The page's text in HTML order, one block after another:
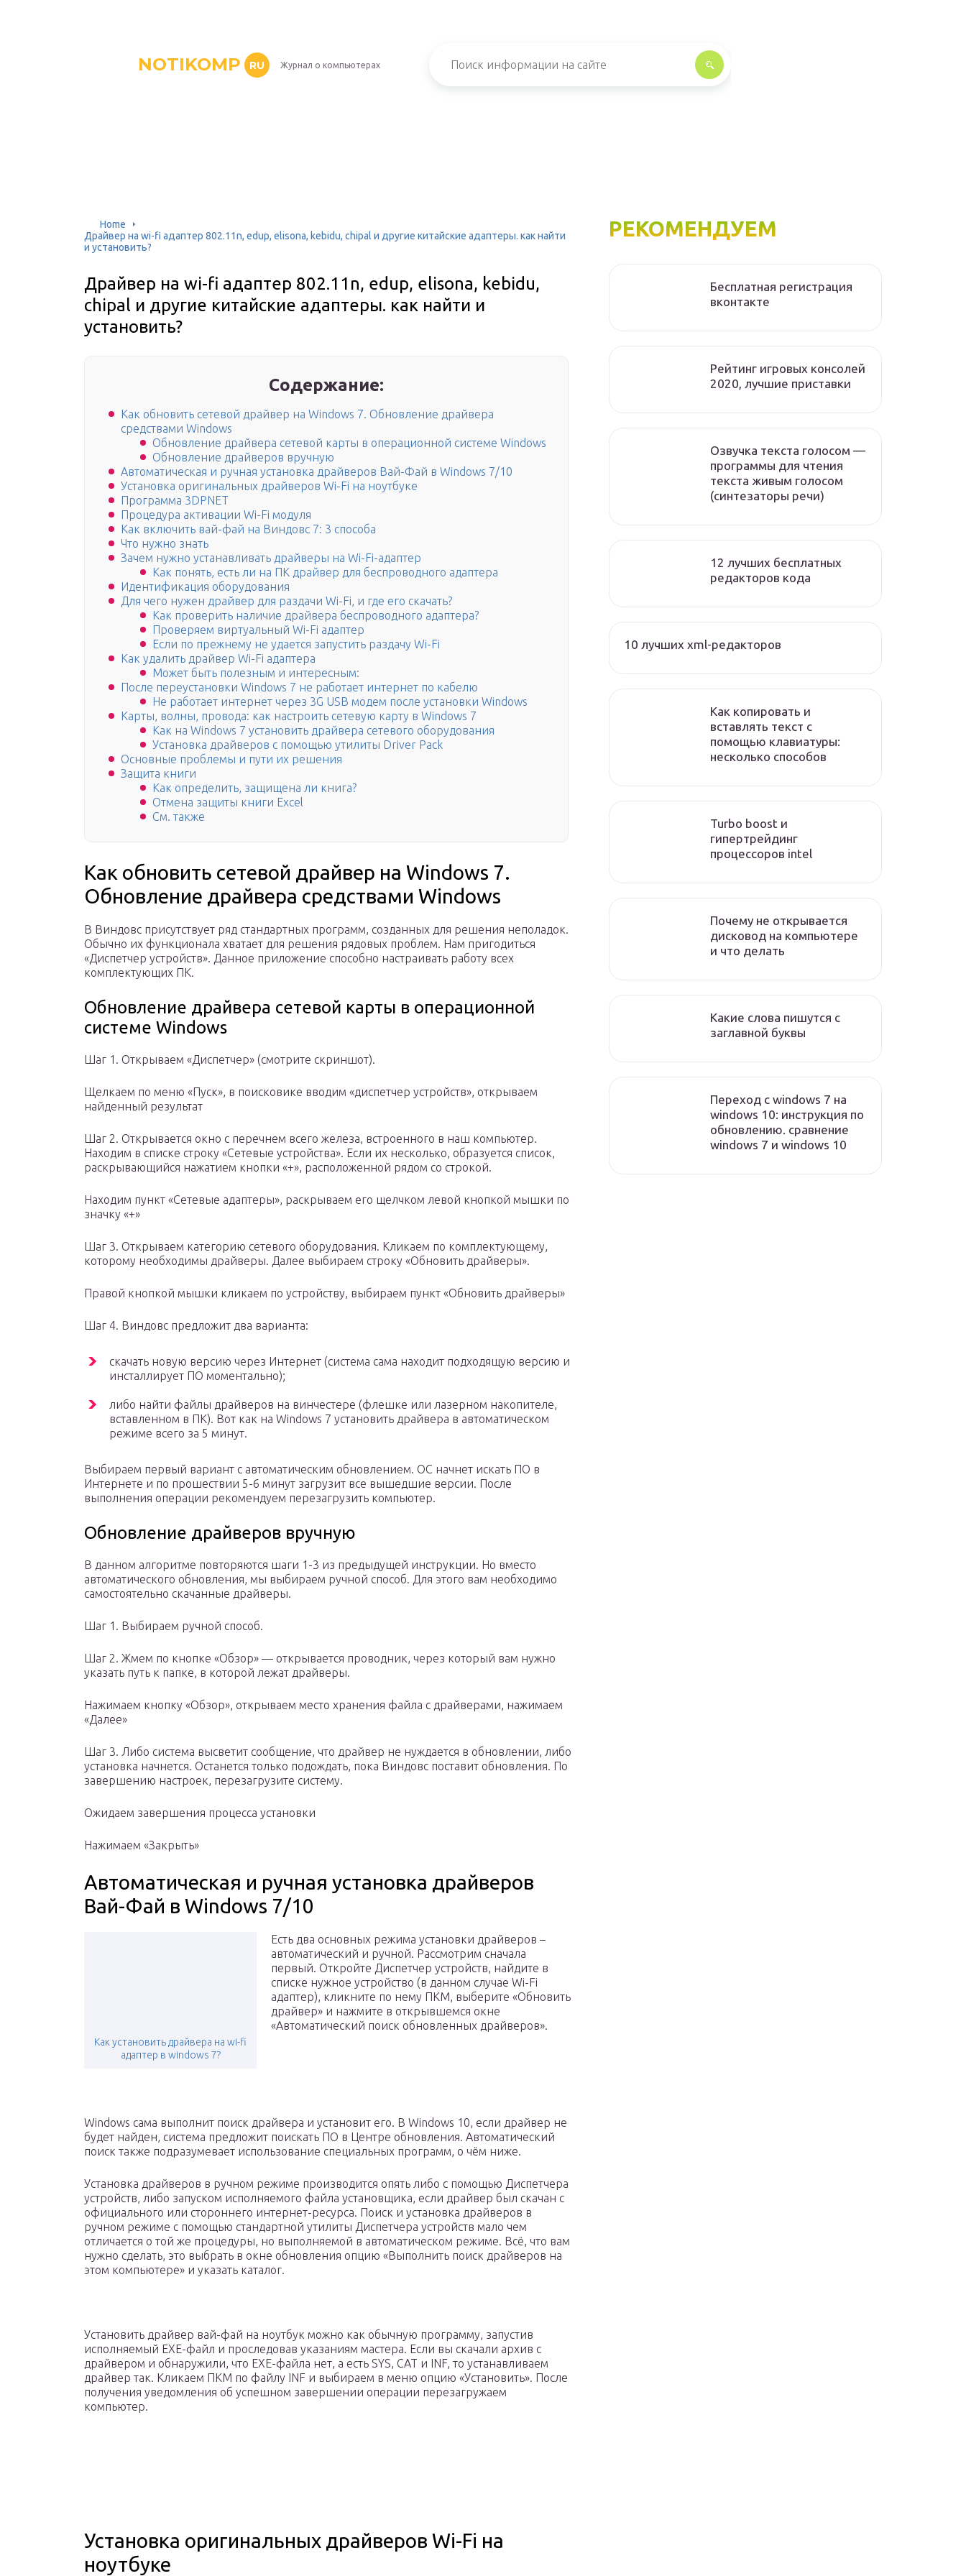
NOTIKOMP RU Журнал о компьютерах
Home
Драйвер на wi-fi адаптер 802.11n, edup, elisona, kebidu, chipal и другие китайские адаптеры. как найти
и установить?
Драйвер на wi-fi адаптер 802.11n, edup, elisona, kebidu,
chipal и другие китайские адаптеры. как найти и
установить?
Содержание:
Как обновить сетевой драйвер на Windows 7. Обновление драйвера
средствами Windows
Обновление драйвера сетевой карты в операционной системе Windows
Обновление драйверов вручную
Автоматическая и ручная установка драйверов Вай-Фай в Windows 7/10
Установка оригинальных драйверов Wi-Fi на ноутбуке
Программа 3DPNET
Процедура активации Wi-Fi модуля
Как включить вай-фай на Виндовс 7: 3 способа
Что нужно знать
Зачем нужно устанавливать драйверы на Wi-Fi-адаптер
Как понять, есть ли на ПК драйвер для беспроводного адаптера
Идентификация оборудования
Для чего нужен драйвер для раздачи Wi-Fi, и где его скачать?
Как проверить наличие драйвера беспроводного адаптера?
Проверяем виртуальный Wi-Fi адаптер
Если по прежнему не удается запустить раздачу Wi-Fi
Как удалить драйвер Wi-Fi адаптера
Может быть полезным и интересным:
После переустановки Windows 7 не работает интернет по кабелю
Не работает интернет через 3G USB модем после установки Windows
Карты, волны, провода: как настроить сетевую карту в Windows 7
Как на Windows 7 установить драйвера сетевого оборудования
Установка драйверов с помощью утилиты Driver Pack
Основные проблемы и пути их решения
Защита книги
Как определить, защищена ли книга?
Отмена защиты книги Excel
См. также
Как обновить сетевой драйвер на Windows 7.
Обновление драйвера средствами Windows
В Виндовс присутствует ряд стандартных программ, созданных для решения неполадок.
Обычно их функционала хватает для решения рядовых проблем. Нам пригодиться
«Диспетчер устройств». Данное приложение способно настраивать работу всех
комплектующих ПК.
Обновление драйвера сетевой карты в операционной
системе Windows
Шаг 1. Открываем «Диспетчер» (смотрите скриншот).
Щелкаем по меню «Пуск», в поисковике вводим «диспетчер устройств», открываем
найденный результат
Шаг 2. Открывается окно с перечнем всего железа, встроенного в наш компьютер.
Находим в списке строку «Сетевые устройства». Если их несколько, образуется список,
раскрывающийся нажатием кнопки «+», расположенной рядом со строкой.
Находим пункт «Сетевые адаптеры», раскрываем его щелчком левой кнопкой мышки по
значку «+»
Шаг 3. Открываем категорию сетевого оборудования. Кликаем по комплектующему,
которому необходимы драйверы. Далее выбираем строку «Обновить драйверы».
Правой кнопкой мышки кликаем по устройству, выбираем пункт «Обновить драйверы»
Шаг 4. Виндовс предложит два варианта:
скачать новую версию через Интернет (система сама находит подходящую версию и
инсталлирует ПО моментально);
либо найти файлы драйверов на винчестере (флешке или лазерном накопителе,
вставленном в ПК). Вот как на Windows 7 установить драйвера в автоматическом
режиме всего за 5 минут.
Выбираем первый вариант с автоматическим обновлением. ОС начнет искать ПО в
Интернете и по прошествии 5-6 минут загрузит все вышедшие версии. После
выполнения операции рекомендуем перезагрузить компьютер.
Обновление драйверов вручную
В данном алгоритме повторяются шаги 1-3 из предыдущей инструкции. Но вместо
автоматического обновления, мы выбираем ручной способ. Для этого вам необходимо
самостоятельно скачанные драйверы.
Шаг 1. Выбираем ручной способ.
Шаг 2. Жмем по кнопке «Обзор» — открывается проводник, через который вам нужно
указать путь к папке, в которой лежат драйверы.
Нажимаем кнопку «Обзор», открываем место хранения файла с драйверами, нажимаем
«Далее»
Шаг 3. Либо система высветит сообщение, что драйвер не нуждается в обновлении, либо
установка начнется. Останется только подождать, пока Виндовс поставит обновления. По
завершению настроек, перезагрузите систему.
Ожидаем завершения процесса установки
Нажимаем «Закрыть»
Автоматическая и ручная установка драйверов
Вай-Фай в Windows 7/10
Как установить драйвера на wi-fi
адаптер в windows 7?
Есть два основных режима установки драйверов –
автоматический и ручной. Рассмотрим сначала
первый. Откройте Диспетчер устройств, найдите в
списке нужное устройство (в данном случае Wi-Fi
адаптер), кликните по нему ПКМ, выберите «Обновить
драйвер» и нажмите в открывшемся окне
«Автоматический поиск обновленных драйверов».
Windows сама выполнит поиск драйвера и установит его. В Windows 10, если драйвер не
будет найден, система предложит поискать ПО в Центре обновления. Автоматический
поиск также подразумевает использование специальных программ, о чём ниже.
Установка драйверов в ручном режиме производится опять либо с помощью Диспетчера
устройств, либо запуском исполняемого файла установщика, если драйвер был скачан с
официального или стороннего интернет-ресурса. Поиск и установка драйверов в
ручном режиме с помощью стандартной утилиты Диспетчера устройств мало чем
отличается о той же процедуры, но выполняемой в автоматическом режиме. Всё, что вам
нужно сделать, это выбрать в окне обновления опцию «Выполнить поиск драйверов на
этом компьютере» и указать каталог.
Установить драйвер вай-фай на ноутбук можно как обычную программу, запустив
исполняемый EXE-файл и проследовав указаниям мастера. Если вы скачали архив с
драйвером и обнаружили, что EXE-файла нет, а есть SYS, CAT и INF, то устанавливаем
драйвер так. Кликаем ПКМ по файлу INF и выбираем в меню опцию «Установить». После
получения уведомления об успешном завершении операции перезагружаем
компьютер.
Установка оригинальных драйверов Wi-Fi на
ноутбуке
РЕКОМЕНДУЕМ
Бесплатная регистрация
вконтакте
Рейтинг игровых консолей
2020, лучшие приставки
Озвучка текста голосом —
программы для чтения
текста живым голосом
(синтезаторы речи)
12 лучших бесплатных
редакторов кода
10 лучших xml-редакторов
Как копировать и
вставлять текст с
помощью клавиатуры:
несколько способов
Turbo boost и
гипертрейдинг
процессоров intel
Почему не открывается
дисковод на компьютере
и что делать
Какие слова пишутся с
заглавной буквы
Переход с windows 7 на
windows 10: инструкция по
обновлению. сравнение
windows 7 и windows 10